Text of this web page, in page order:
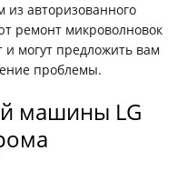
из авторизованного
ремонт микроволновок
и могут предложить вам
проблемы.
машины LG